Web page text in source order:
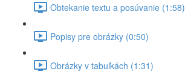
Obtekanie textu a posúvanie (1:58)
Popisy pre obrázky (0:50)
Obrázky v tabuľkách (1:31)